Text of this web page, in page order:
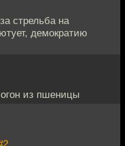
стрельба на
демократию
из пшеницы